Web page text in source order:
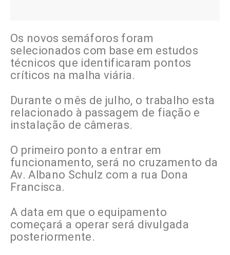
Os novos semáforos foram
selecionados com base em estudos
técnicos que identificaram pontos
críticos na malha viária.
Durante o mês de julho, o trabalho esta
relacionado à passagem de fiação e
instalação de câmeras.
O primeiro ponto a entrar em
funcionamento, será no cruzamento da
Av. Albano Schulz com a rua Dona
Francisca.
A data em que o equipamento
começará a operar será divulgada
posteriormente.